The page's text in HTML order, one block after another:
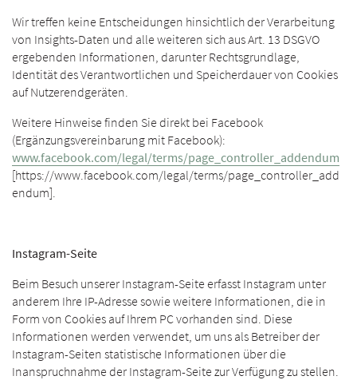
Wir treffen keine Entscheidungen hinsichtlich der Verarbeitung
von Insights-Daten und alle weiteren sich aus Art. 13 DSGVO
ergebenden Informationen, darunter Rechtsgrundlage,
Identität des Verantwortlichen und Speicherdauer von Cookies
auf Nutzerendgeräten.
Weitere Hinweise finden Sie direkt bei Facebook
(Ergänzungsvereinbarung mit Facebook):
www.facebook.com/legal/terms/page_controller_addendum
[https://www.facebook.com/legal/terms/page_controller_add
endum].
Instagram-Seite
Beim Besuch unserer Instagram-Seite erfasst Instagram unter
anderem Ihre IP-Adresse sowie weitere Informationen, die in
Form von Cookies auf Ihrem PC vorhanden sind. Diese
Informationen werden verwendet, um uns als Betreiber der
Instagram-Seiten statistische Informationen über die
Inanspruchnahme der Instagram-Seite zur Verfügung zu stellen.